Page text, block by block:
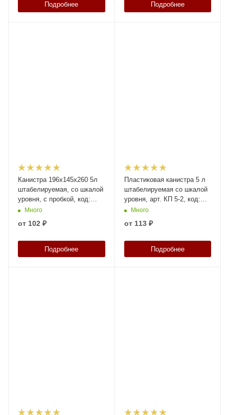
Подробнее Подробнее
Канистра 196х145х260 5л
штабелируемая, со шкалой
уровня, с пробкой, код:
37883
Много
от 102 ₽
Подробнее
Пластиковая канистра 5 л
штабелируемая со шкалой
уровня, арт. КП 5-2, код:
18293
Много
от 113 ₽
Подробнее